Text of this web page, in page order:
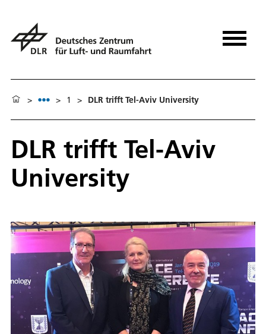
> > 1 > DLR trifft Tel-Aviv University
DLR trifft Tel-Aviv
University